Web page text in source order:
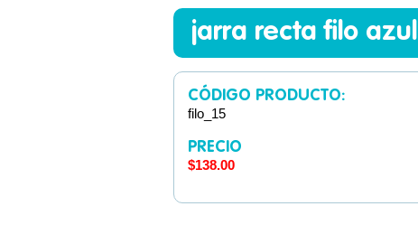
jarra recta filo azul
CÓDIGO PRODUCTO:
filo_15
PRECIO
$138.00